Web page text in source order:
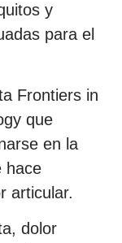
y
para el
Frontiers in
que
en la
hace
articular.
dolor